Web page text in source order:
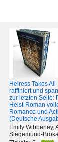
Heiress Takes All
raffiniert und
zur letzten Seite:
Heist-Roman
Romance und
(Deutsche
Emily Wibberley,
Siegemund-Broka